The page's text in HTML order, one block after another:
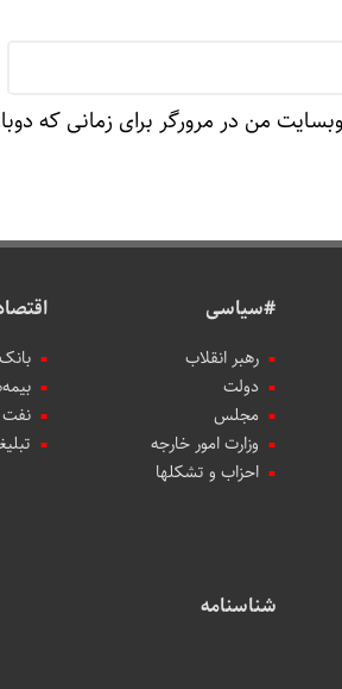
من در مرورگر برای زمانی که
#سیاسی
رهبر انقلاب
دولت
مجلس
وزارت امور خارجه
احزاب و تشکلها
نفت
شناسنامه